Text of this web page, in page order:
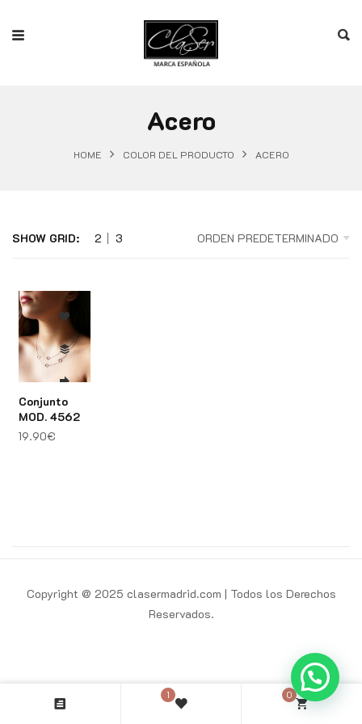
1 0
Acero
HOME COLOR DEL PRODUCTO ACERO
SHOW GRID: 2 3 ORDEN PREDETERMINADO
Conjunto
MOD. 4562
19.90€
Copyright @ 2025 clasermadrid.com | Todos los Derechos
Reservados.